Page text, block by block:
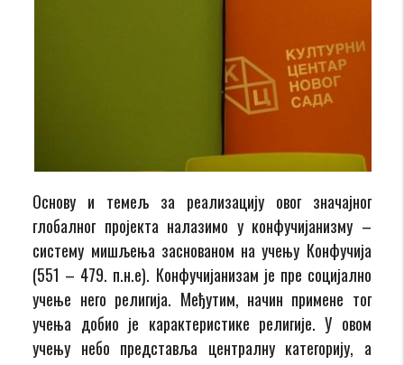
Основу и темељ за реализацију овог значајног
глобалног пројекта налазимо у конфучијанизму –
систему мишљења заснованом на учењу Конфучија
(551 – 479. п.н.е). Конфучијанизам је пре социјално
учење него религија. Међутим, начин примене тог
учења добио је карактеристике религије. У овом
учењу небо представља централну категорију, а